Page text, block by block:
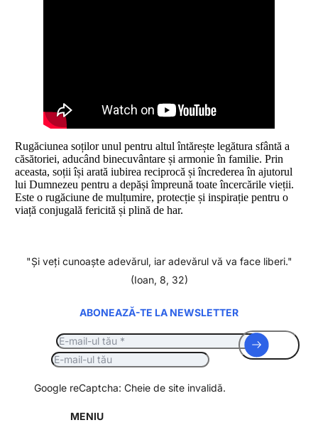
Rugăciunea soților unul pentru altul întărește legătura sfântă a
căsătoriei, aducând binecuvântare și armonie în familie. Prin
aceasta, soții își arată iubirea reciprocă și încrederea în ajutorul
lui Dumnezeu pentru a depăși împreună toate încercările vieții.
Este o rugăciune de mulțumire, protecție și inspirație pentru o
viață conjugală fericită și plină de har.
"Şi veţi cunoaşte adevărul, iar adevărul vă va face liberi."
(Ioan, 8, 32)
ABONEAZĂ-TE LA NEWSLETTER
Google reCaptcha: Cheie de site invalidă.
MENIU